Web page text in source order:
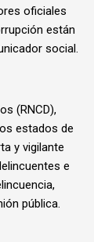
oficiales
están
social.
(RNCD),
estados de
y vigilante
e
pública.